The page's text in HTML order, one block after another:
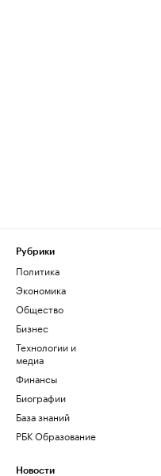
Рубрики
Политика
Экономика
Общество
Бизнес
Технологии и
медиа
Финансы
Биографии
База знаний
РБК Образование
Новости